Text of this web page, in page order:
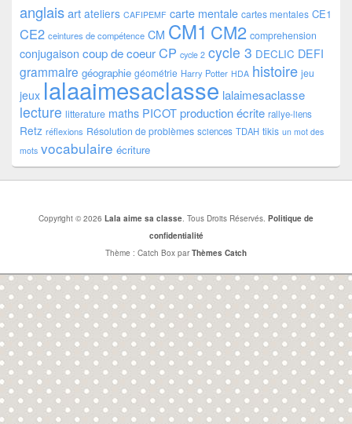
anglaisart ateliers CAFIPEMF carte mentale cartes mentales CE1
CE2 ceintures de compétence CM CM1 CM2 comprehension
conjugaison coup de coeurCP cycle 2 cycle 3 DECLIC DEFI
grammaire géographie géométrie Harry Potter HDA histoire jeu
jeux lalaaimesaclasse lalaimesaclasse
lecture litterature maths PICOTproduction écrite rallye-liens
Retz réflexions Résolution de problèmes sciences TDAH tikis un mot des
mots vocabulaire écriture
Copyright © 2026 Lala aime sa classe . Tous Droits Réservés. Politique de
confidentialité
Thème : Catch Box parThèmes Catch